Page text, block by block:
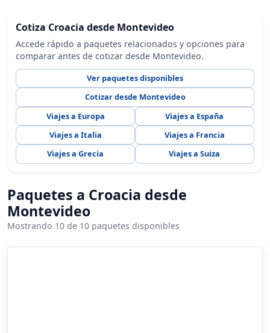
Cotiza Croacia desde Montevideo
Accede rápido a paquetes relacionados y opciones para
comparar antes de cotizar desde Montevideo.
Ver paquetes disponibles
Cotizar desde Montevideo
Viajes a Europa
Viajes a España
Viajes a Italia
Viajes a Francia
Viajes a Grecia
Viajes a Suiza
Paquetes a Croacia desde
Montevideo
Mostrando 10 de 10 paquetes disponibles